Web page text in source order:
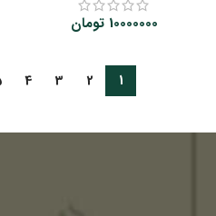
10000000 تومان
1
2
3
4